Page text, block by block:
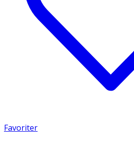
Favoriter